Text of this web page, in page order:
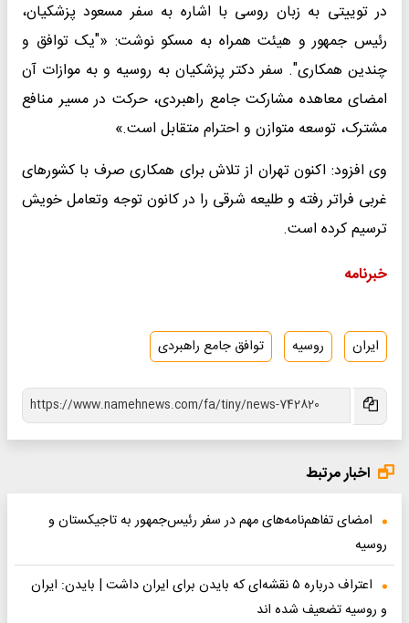
در توییتی به زبان روسی با اشاره به سفر مسعود پزشکیان،
رئیس جمهور و هیئت همراه به مسکو نوشت: «"یک توافق و
چندین همکاری". سفر دکتر پزشکیان به روسیه و به موازات آن
امضای معاهده مشارکت جامع راهبردی، حرکت در مسیر منافع
مشترک، توسعه متوازن و احترام متقابل است.»
وی افزود: اکنون تهران از تلاش برای همکاری صرف با کشورهای
غربی فراتر رفته و طلیعه شرقی را در کانون توجه وتعامل خویش
ترسیم کرده است.
خبرنامه
ایران روسیه توافق جامع راهبردی
اخبار مرتبط
امضای تفاهم‌نامه‌های مهم در سفر رئیس‌جمهور به تاجیکستان و
روسیه
اعتراف درباره ۵ نقشه‌ای که بایدن برای ایران داشت | بایدن: ایران
و روسیه تضعیف شده اند